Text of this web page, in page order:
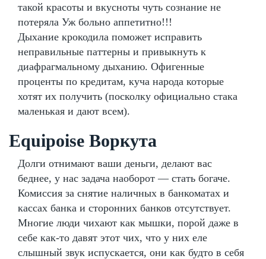
такой красоты и вкусноты чуть сознание не
потеряла Уж больно аппетитно!!!
Дыхание крокодила поможет исправить
неправильные паттерны и привыкнуть к
диафрагмальному дыханию. Офигенные
проценты по кредитам, куча народа которые
хотят их получить (посколку официально стака
маленькая и дают всем).
Equipoise Воркута
Долги отнимают ваши деньги, делают вас
беднее, у нас задача наоборот — стать богаче.
Комиссия за снятие наличных в банкоматах и
кассах банка и сторонних банков отсутствует.
Многие люди чихают как мышки, порой даже в
себе как-то давят этот чих, что у них еле
слышный звук испускается, они как будто в себя